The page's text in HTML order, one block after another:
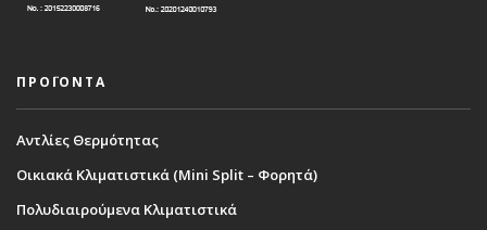
ΠΡΟΪΟΝΤΑ
Αντλίες Θερμότητας
Οικιακά Κλιματιστικά (Mini Split – Φορητά)
Πολυδιαιρούμενα Κλιματιστικά